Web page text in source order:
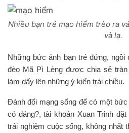
Nhiều bạn trẻ mạo hiểm trèo ra
và lạ.
Những bức ảnh bạn trẻ đứng, ngồi
đèo Mã Pì Lèng được chia sẻ
làm dấy lên những ý kiến trái chiều.
Đánh đổi mạng sống để có một
có đáng?, tài khoản Xuan Trinh
trải nghiệm cuộc sống, không nhất